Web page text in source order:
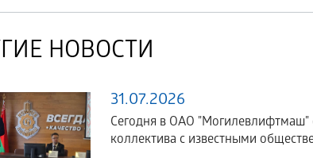
НОВОСТИ
31.07.2026
Сегодня в ОАО "Могилевлифтмаш"
коллектива с известными